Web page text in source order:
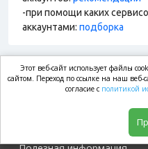
-при помощи каких
аккаунтами: подборка
market.com
Этот веб-сайт использует файлы
сайтом. Переход по ссылке на наш веб-
согласие с политикой